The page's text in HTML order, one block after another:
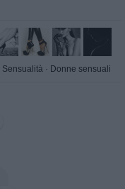
Sensualità · Donne sensuali